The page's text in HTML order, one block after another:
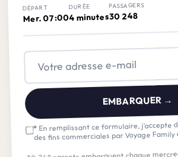
DÉPART
Mer. 07:00
DURÉE
4 minutes
PASSAGERS
30 248
EMBARQUER →
*En remplissant ce formulaire, j’accepte
des fins commerciales par Voyage